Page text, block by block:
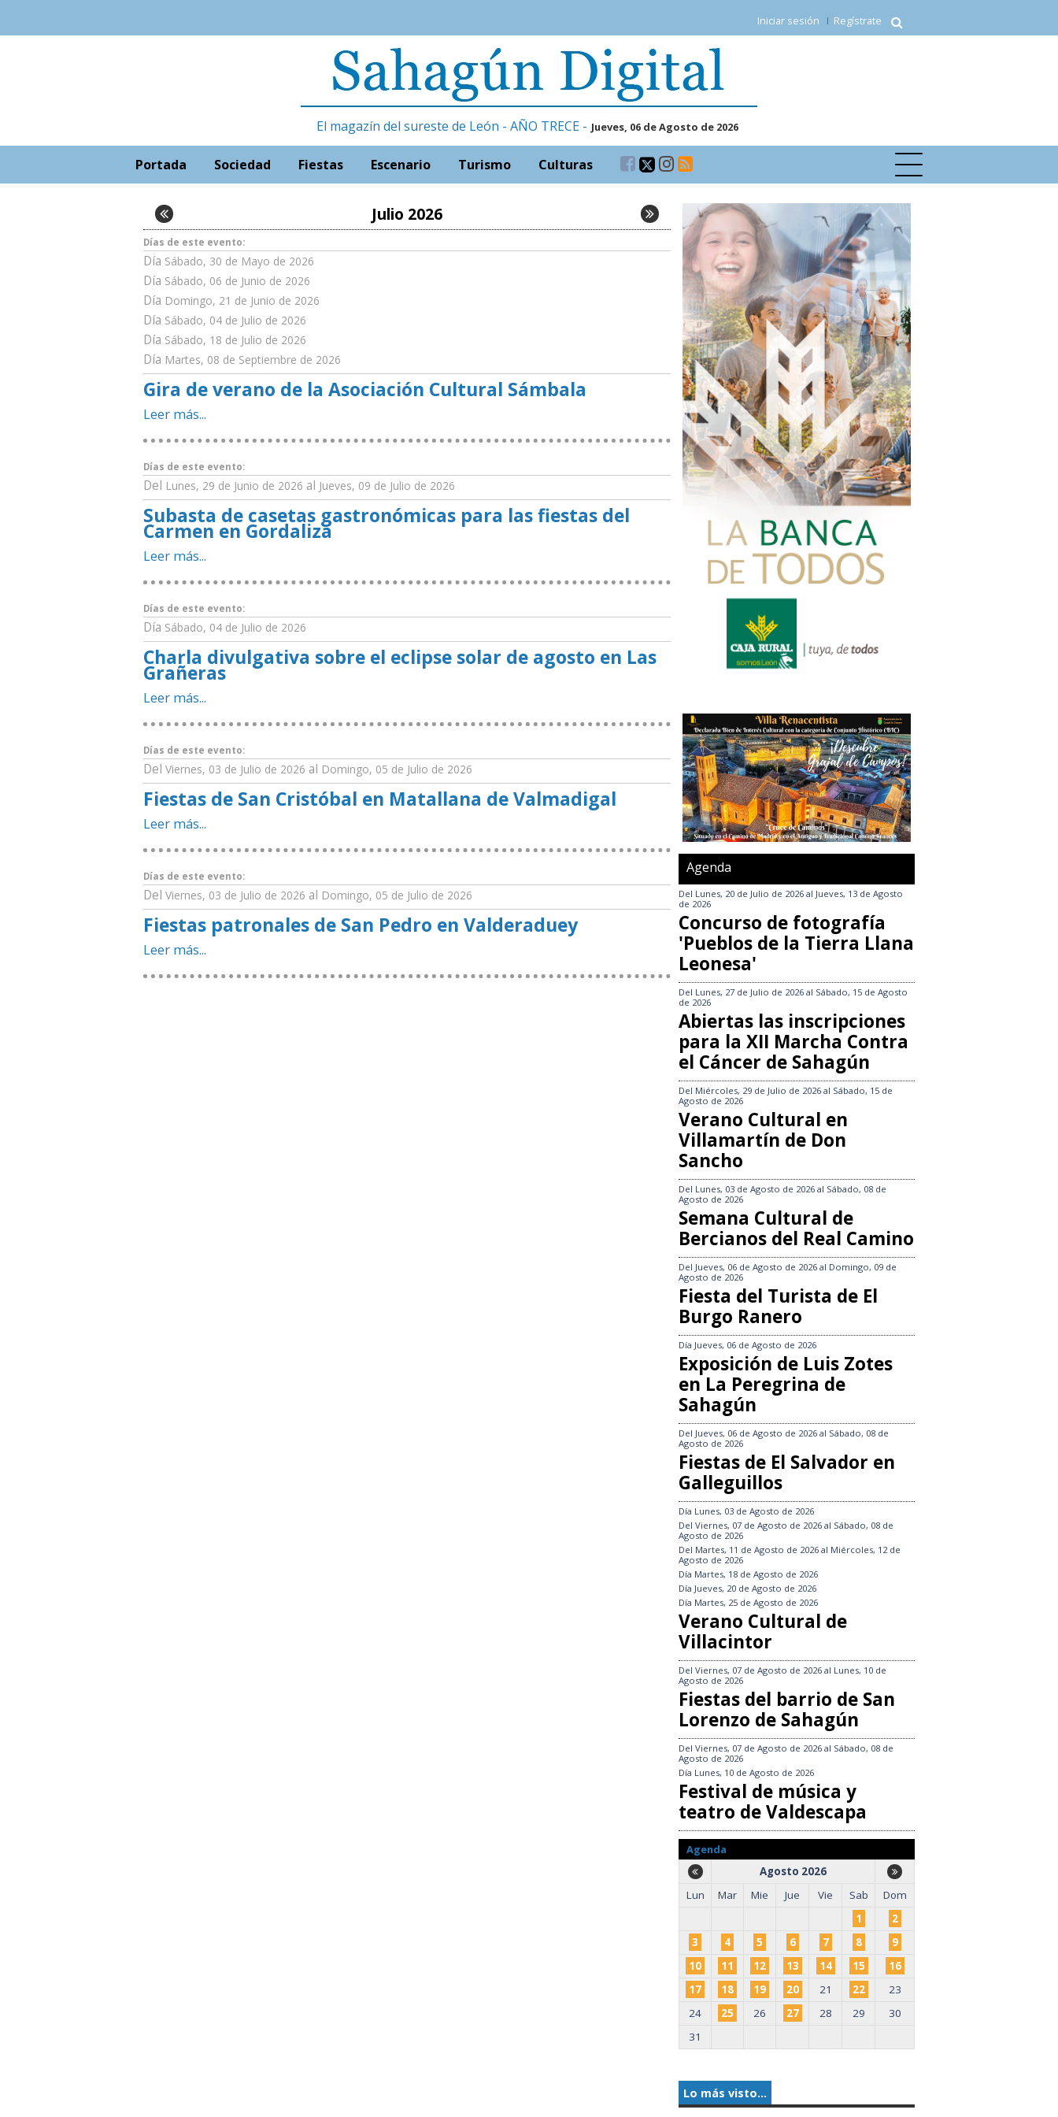
Iniciar sesión Regístrate
El magazín del sureste de León - AÑO TRECE - Jueves, 06 de Agosto de 2026
Portada Sociedad Fiestas Escenario Turismo Culturas
Julio 2026
Días de este evento:
Día Sábado, 30 de Mayo de 2026
Día Sábado, 06 de Junio de 2026
Día Domingo, 21 de Junio de 2026
Día Sábado, 04 de Julio de 2026
Día Sábado, 18 de Julio de 2026
Día Martes, 08 de Septiembre de 2026
Gira de verano de la Asociación Cultural Sámbala
Leer más...
Días de este evento:
Del Lunes, 29 de Junio de 2026 al Jueves, 09 de Julio de 2026
Subasta de casetas gastronómicas para las fiestas del
Carmen en Gordaliza
Leer más...
Días de este evento:
Día Sábado, 04 de Julio de 2026
Charla divulgativa sobre el eclipse solar de agosto en Las
Grañeras
Leer más...
Días de este evento:
Del Viernes, 03 de Julio de 2026 al Domingo, 05 de Julio de 2026
Fiestas de San Cristóbal en Matallana de Valmadigal
Leer más...
Días de este evento:
Del Viernes, 03 de Julio de 2026 al Domingo, 05 de Julio de 2026
Fiestas patronales de San Pedro en Valderaduey
Leer más...
Agenda
Del Lunes, 20 de Julio de 2026 al Jueves, 13 de Agosto
de 2026
Concurso de fotografía
'Pueblos de la Tierra Llana
Leonesa'
Del Lunes, 27 de Julio de 2026 al Sábado, 15 de Agosto
de 2026
Abiertas las inscripciones
para la XII Marcha Contra
el Cáncer de Sahagún
Del Miércoles, 29 de Julio de 2026 al Sábado, 15 de
Agosto de 2026
Verano Cultural en
Villamartín de Don
Sancho
Del Lunes, 03 de Agosto de 2026 al Sábado, 08 de
Agosto de 2026
Semana Cultural de
Bercianos del Real Camino
Del Jueves, 06 de Agosto de 2026 al Domingo, 09 de
Agosto de 2026
Fiesta del Turista de El
Burgo Ranero
Día Jueves, 06 de Agosto de 2026
Exposición de Luis Zotes
en La Peregrina de
Sahagún
Del Jueves, 06 de Agosto de 2026 al Sábado, 08 de
Agosto de 2026
Fiestas de El Salvador en
Galleguillos
Día Lunes, 03 de Agosto de 2026
Del Viernes, 07 de Agosto de 2026 al Sábado, 08 de
Agosto de 2026
Del Martes, 11 de Agosto de 2026 al Miércoles, 12 de
Agosto de 2026
Día Martes, 18 de Agosto de 2026
Día Jueves, 20 de Agosto de 2026
Día Martes, 25 de Agosto de 2026
Verano Cultural de
Villacintor
Del Viernes, 07 de Agosto de 2026 al Lunes, 10 de
Agosto de 2026
Fiestas del barrio de San
Lorenzo de Sahagún
Del Viernes, 07 de Agosto de 2026 al Sábado, 08 de
Agosto de 2026
Día Lunes, 10 de Agosto de 2026
Festival de música y
teatro de Valdescapa
Agenda
Agosto 2026
Lun
Mar Mie Jue Vie Sab
Dom
1
2
3
4 5 6 7 8
9
10
11 12 13 14 15
16
17
18 19 20 21 22
23
24
25 26 27 28 29
30
31
Lo más visto...